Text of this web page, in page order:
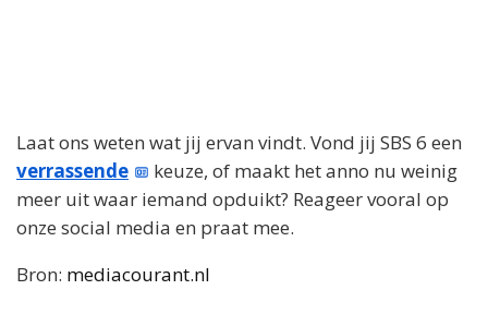
Laat ons weten wat jij ervan vindt. Vond jij SBS 6 een
verrassende
keuze, of maakt het anno nu weinig
meer uit waar iemand opduikt? Reageer vooral op
onze social media en praat mee.
Bron: mediacourant.nl